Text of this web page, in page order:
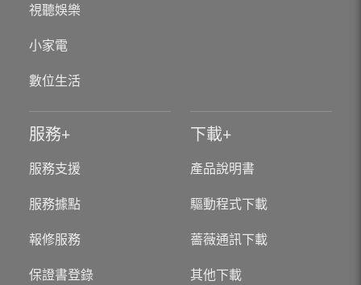
視聽娛樂
小家電
數位生活
服務
服務支援
服務據點
報修服務
保證書登錄
下載
產品說明書
驅動程式下載
薔薇通訊下載
其他下載